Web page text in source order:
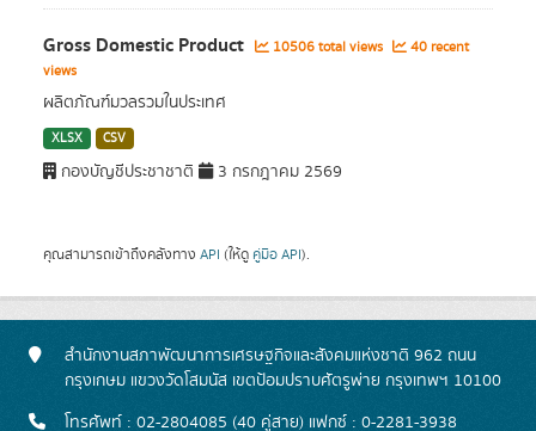
Gross Domestic Product 10506 total views
40 recent
views
ผลิตภัณฑ์มวลรวมในประเทศ
XLSX CSV
กองบัญชีประชาชาติ 3 กรกฎาคม 2569
คุณสามารถเข้าถึงคลังทาง API (ให้ดู คู่มือ API).
สำนักงานสภาพัฒนาการเศรษฐกิจและสังคมแห่งชาติ 962 ถนน
กรุงเกษม แขวงวัดโสมนัส เขตป้อมปราบศัตรูพ่าย กรุงเทพฯ 10100
โทรศัพท์ : 02-2804085 (40 คู่สาย) แฟกซ์ : 0-2281-3938